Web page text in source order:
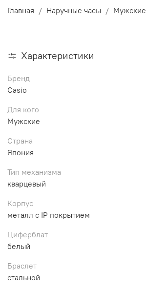
Главная Наручные часы Мужские
Характеристики
Бренд
Casio
Для кого
Мужские
Страна
Япония
Тип механизма
кварцевый
Корпус
металл с IP покрытием
Циферблат
белый
Браслет
стальной